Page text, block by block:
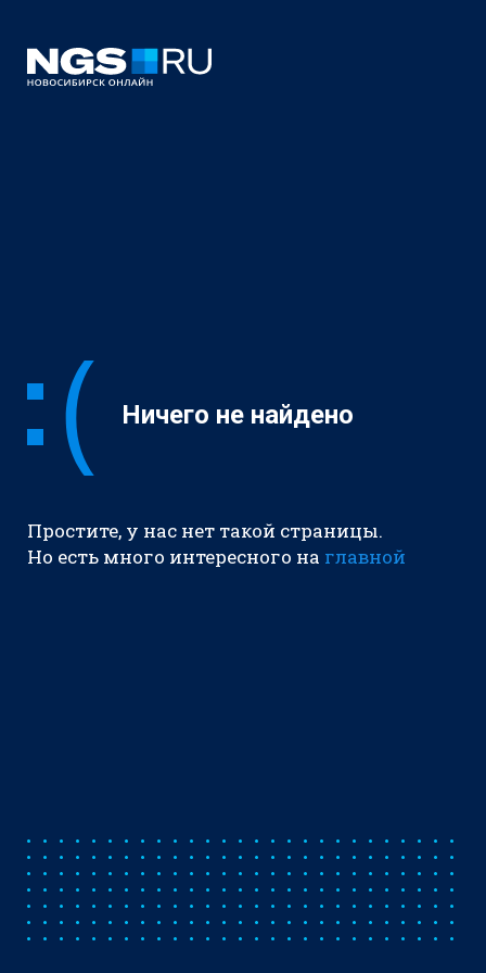
Ничего не найдено
Простите, у нас нет такой страницы.
Но есть много интересного на главной